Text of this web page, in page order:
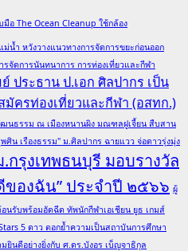
มือ The Ocean Cleanup ใช้กล้อง
น้ำ หวังวางแนวทางการจัดการขยะก่อนออก
จัดการนันทนาการ การท่องเที่ยวและกีฬา
ประธาน ป.เอก ศิลปากร เป็น
ครท่องเที่ยวและกีฬา (อสทก.)
ฒนธรรม ณ เมืองหนานผิง มณฑลฝูเจี้ยน สืบสาน
ศิน เรืองธรรม" ม.ศิลปากร ฉายแวว จ่อดาวรุ่งมุ่ง
กรุงเทพธนบุรี มอบรางวัล
ของฉัน” ประจำปี ๒๕๖๖ ผู้
นรับพร้อมอัดฉีด ทัพนักกีฬาเอเชียน ยูธ เกมส์
5 ดาว ตอกย้ำความเป็นสถาบันการศึกษา
ยินดีอย่างยิ่งกับ ศ.ดร.บังอร เบ็ญจาธิกุล